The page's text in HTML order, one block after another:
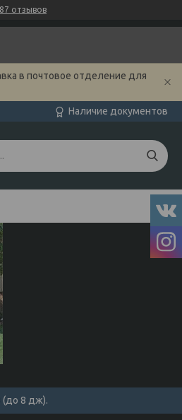
отзывов
в почтовое отделение для
Наличие документов
(до 8 дж).